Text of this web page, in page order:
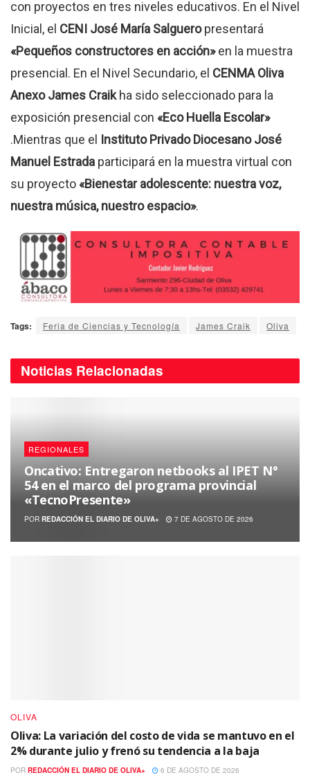
con proyectos en tres niveles educativos. En el Nivel
Inicial, el CENI José María Salgueropresentará
«Pequeños constructores en acción»en la muestra
presencial. En el Nivel Secundario, el CENMA Oliva
Anexo James Craikha sido seleccionado para la
exposición presencial con «Eco Huella Escolar»
.Mientras que el Instituto Privado Diocesano José
Manuel Estrada participará en la muestra virtual con
su proyecto«Bienestar adolescente: nuestra voz,
nuestra música, nuestro espacio».
Tags: Feria de Ciencias y Tecnología James Craik Oliva
Noticias Relacionadas
REGIONALES
Oncativo: Entregaron netbooks al IPET N°
54 en el marco del programa provincial
«TecnoPresente»
POR REDACCIÓN EL DIARIO DE OLIVA+ 7 DE AGOSTO DE 2026
OLIVA
Oliva: La variación del costo de vida se mantuvo en el
2% durante julio y frenó su tendencia a la baja
POR REDACCIÓN EL DIARIO DE OLIVA+ 6 DE AGOSTO DE 2026